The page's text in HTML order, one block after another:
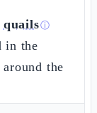
quailsⓘ
in the
around the